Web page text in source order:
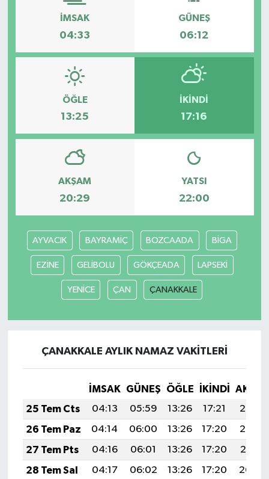
İMSAK
04:33
GÜNEŞ
06:12
ÖĞLE
13:25
İKINDI
17:16
AKŞAM
20:29
YATSI
22:00
AYVACIK BAYRAMİÇ BOZCAADA BİGA
EZİNE GELİBOLU GÖKÇEADA LAPSEKİ
YENİCE ÇAN ÇANAKKALE
ÇANAKKALE AYLIK NAMAZ VAKITLERI
İMSAK GÜNEŞ ÖĞLE İKINDI
25 Tem Cts
04:13 05:59 13:26 17:21
20:43
26 Tem Paz
04:14 06:00 13:26 17:20
20:42
27 Tem Pts
04:16 06:01 13:26 17:20
20:41
28 Tem Sal
04:17 06:02 13:26 17:20
20:40